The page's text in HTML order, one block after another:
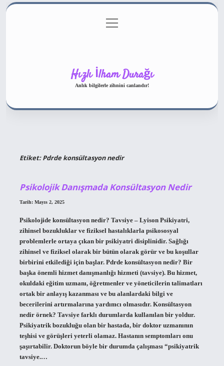
Gizlilik Politikası
menüyü
aç
Hızlı İlham Durağı
Anlık bilgilerle zihnini canlandır!
Etiket:Pdrde konsültasyon nedir
Psikolojik Danışmada Konsültasyon Nedir
Tarih: Mayıs 2, 2025
Psikolojide konsültasyon nedir? Tavsiye – Lyison Psikiyatri,
zihinsel bozukluklar ve fiziksel hastalıklarla psikososyal
problemlerle ortaya çıkan bir psikiyatri disiplinidir. Sağlığı
zihinsel ve fiziksel olarak bir bütün olarak görür ve bu koşullar
birbirini etkilediği için başlar. Pdrde konsültasyon nedir? Bir
başka önemli hizmet danışmanlığı hizmeti (tavsiye). Bu hizmet,
okuldaki eğitim uzmanı, öğretmenler ve yöneticilerin talimatları
ortak bir anlayış kazanması ve bu alanlardaki bilgi ve
becerilerini artırmalarına yardımcı olmasıdır. Konsültasyon
nedir örnek? Tavsiye farklı durumlarda kullanılan bir yoldur.
Psikiyatrik bozukluğu olan bir hastada, bir doktor uzmanının
teşhisi ve görüşleri yeterli olamaz. Hastanın semptomları onu
şaşırtabilir. Doktorun böyle bir durumda çalışması “psikiyatrik
tavsiye.…